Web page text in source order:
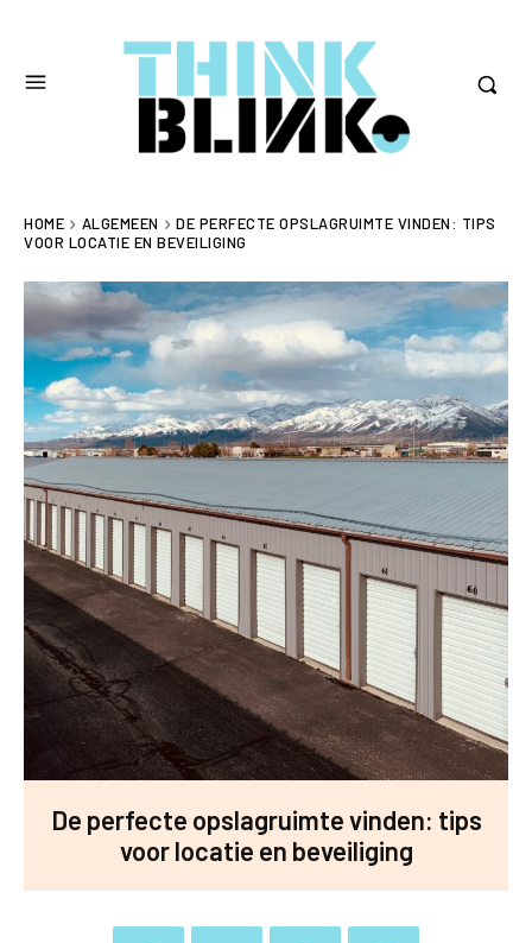
HOME ALGEMEEN
DE PERFECTE OPSLAGRUIMTE VINDEN: TIPS
VOOR LOCATIE EN BEVEILIGING
De perfecte opslagruimte vinden: tips
voor locatie en beveiliging